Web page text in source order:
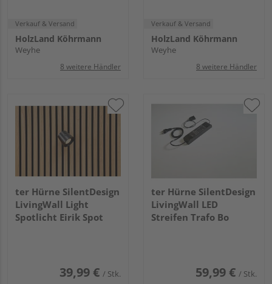
Verkauf & Versand
HolzLand Köhrmann
Weyhe
8 weitere Händler
Verkauf & Versand
HolzLand Köhrmann
Weyhe
8 weitere Händler
ter Hürne SilentDesign
LivingWall Light
Spotlicht Eirik Spot
39,99 € / Stk.
ter Hürne SilentDesign
LivingWall LED
Streifen Trafo Bo
59,99 € / Stk.